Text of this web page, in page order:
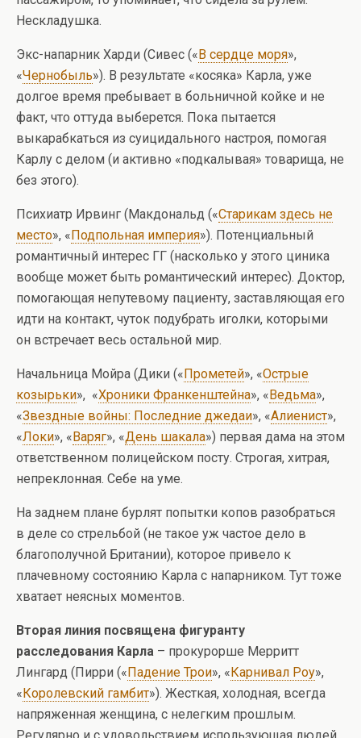
Нескладушка.
Экс-напарник Харди (Сивес («В сердце моря»,
«Чернобыль»). В результате «косяка» Карла, уже
долгое время пребывает в больничной койке и не
факт, что оттуда выберется. Пока пытается
выкарабкаться из суицидального настроя, помогая
Карлу с делом (и активно «подкалывая» товарища, не
без этого).
Психиатр Ирвинг (Макдональд («Старикам здесь не
место», «Подпольная империя»). Потенциальный
романтичный интерес ГГ (насколько у этого циника
вообще может быть романтический интерес). Доктор,
помогающая непутевому пациенту, заставляющая его
идти на контакт, чуток подубрать иголки, которыми
он встречает весь остальной мир.
Начальница Мойра (Дики («Прометей», «Острые
козырьки», «Хроники Франкенштейна», «Ведьма»,
«Звездные войны: Последние джедаи», «Алиенист»,
«Локи», «Варяг», «День шакала») первая дама на этом
ответственном полицейском посту. Строгая, хитрая,
непреклонная. Себе на уме.
На заднем плане бурлят попытки копов разобраться
в деле со стрельбой (не такое уж частое дело в
благополучной Британии), которое привело к
плачевному состоянию Карла с напарником. Тут тоже
хватает неясных моментов.
Вторая линия посвящена фигуранту
расследования Карла – прокурорше Мерритт
Лингард (Пирри («Падение Трои», «Карнивал Роу»,
«Королевский гамбит»). Жесткая, холодная, всегда
напряженная женщина, с нелегким прошлым.